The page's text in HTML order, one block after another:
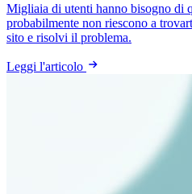
Migliaia di utenti hanno bisogno di
probabilmente non riescono a
sito e risolvi il problema.
Leggi l'articolo